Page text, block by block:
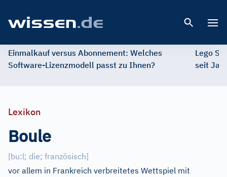
Einmalkauf versus Abonnement: Welches
Software-Lizenzmodell passt zu Ihnen?
Lego
seit
Lexikon
Boule
[bu:l; die; französisch]
vor allem in Frankreich verbreitetes Wettspiel mit